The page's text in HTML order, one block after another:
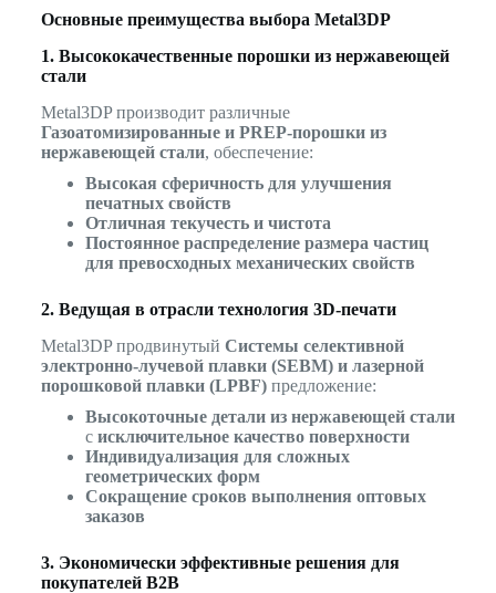
Основные преимущества выбора Metal3DP
1. Высококачественные порошки из нержавеющей
стали
Metal3DP производит различные
Газоатомизированные и PREP-порошки из
нержавеющей стали, обеспечение:
Высокая сферичность для улучшения
печатных свойств
Отличная текучесть и чистота
Постоянное распределение размера частиц
для превосходных механических свойств
2. Ведущая в отрасли технология 3D-печати
Metal3DP продвинутый Системы селективной
электронно-лучевой плавки (SEBM) и лазерной
порошковой плавки (LPBF)предложение:
Высокоточные детали из нержавеющей стали
с исключительное качество поверхности
Индивидуализация для сложных
геометрических форм
Сокращение сроков выполнения оптовых
заказов
3. Экономически эффективные решения для
покупателей B2B